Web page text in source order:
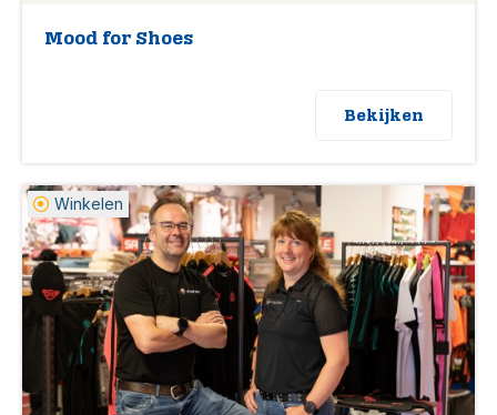
Mood for Shoes
Bekijken
Winkelen